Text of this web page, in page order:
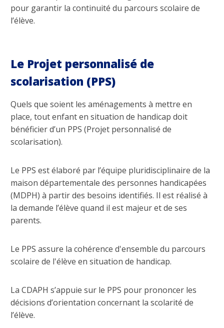
pour garantir la continuité du parcours scolaire de
l’élève.
Le Projet personnalisé de
scolarisation (PPS)
Quels que soient les aménagements à mettre en
place, tout enfant en situation de handicap doit
bénéficier d’un PPS (Projet personnalisé de
scolarisation).
Le PPS est élaboré par l’équipe pluridisciplinaire de la
maison départementale des personnes handicapées
(MDPH) à partir des besoins identifiés. Il est réalisé à
la demande l’élève quand il est majeur et de ses
parents.
Le PPS assure la cohérence d'ensemble du parcours
scolaire de l'élève en situation de handicap.
La CDAPH s’appuie sur le PPS pour prononcer les
décisions d’orientation concernant la scolarité de
l’élève.